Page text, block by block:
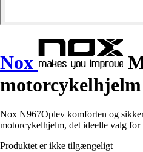
Nox
Nox N967Oplev komforten og
motorcykelhjelm, det ideelle valg for
Produktet er ikke tilgængeligt